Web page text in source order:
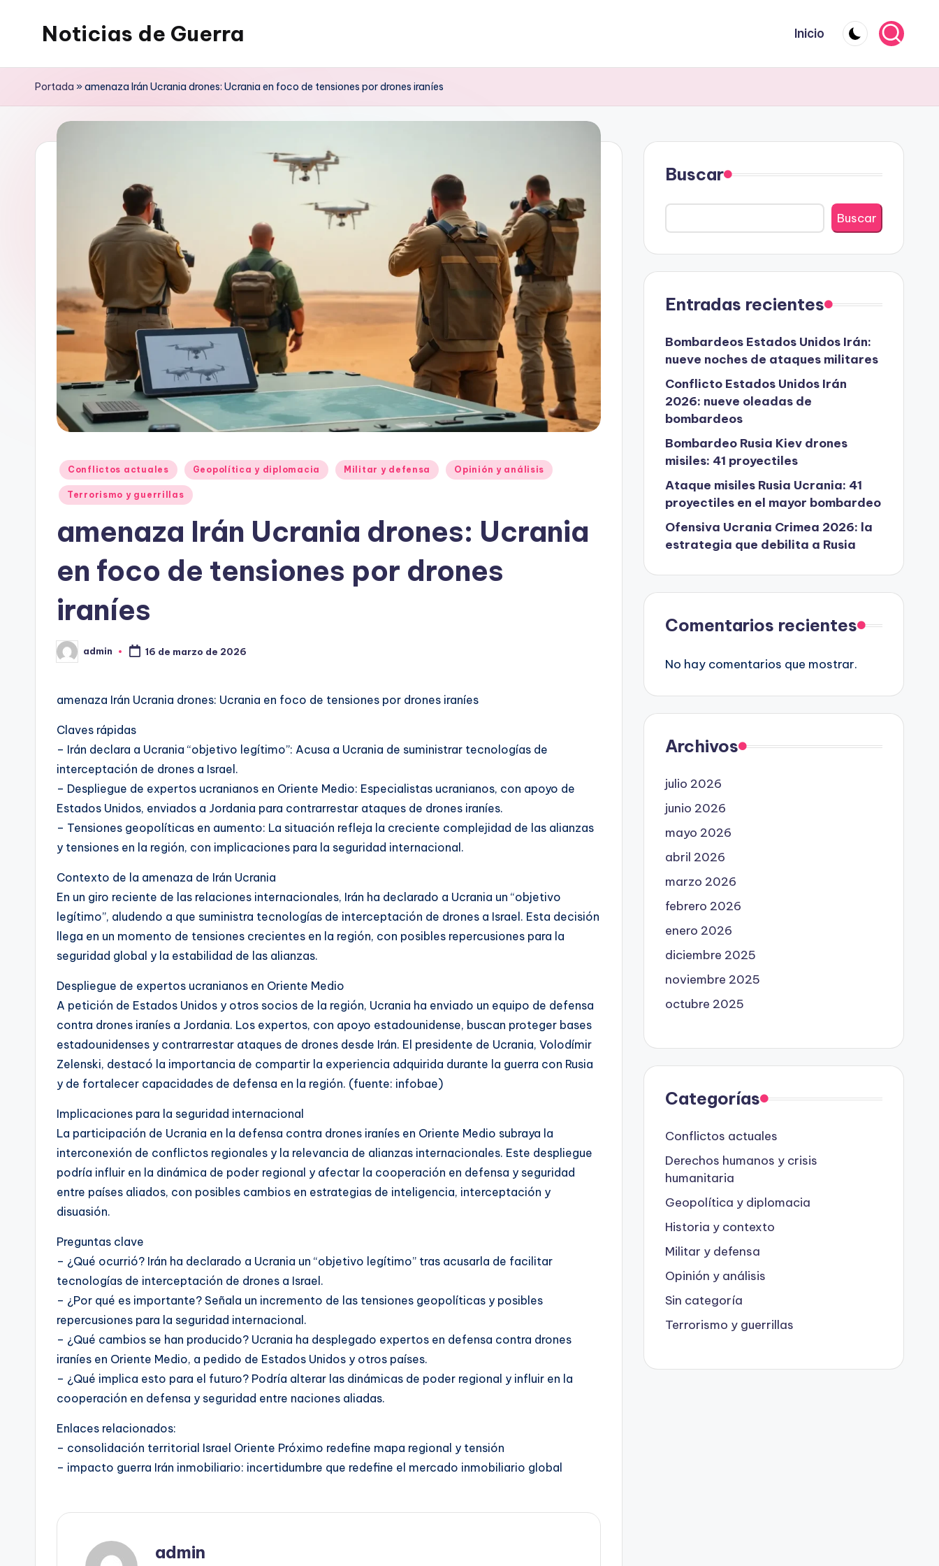
Noticias de Guerra Inicio
Portada »amenaza Irán Ucrania drones: Ucrania en foco de tensiones por drones iraníes
Publicado
en
Conflictos actuales Geopolítica y diplomacia Militar y defensa Opinión y análisis
Terrorismo y guerrillas
amenaza Irán Ucrania drones: Ucrania
en foco de tensiones por drones
iraníes
Publicado
por
admin 16 de marzo de 2026
amenaza Irán Ucrania drones: Ucrania en foco de tensiones por drones iraníes
Claves rápidas
– Irán declara a Ucrania “objetivo legítimo”: Acusa a Ucrania de suministrar tecnologías de
interceptación de drones a Israel.
– Despliegue de expertos ucranianos en Oriente Medio: Especialistas ucranianos, con apoyo de
Estados Unidos, enviados a Jordania para contrarrestar ataques de drones iraníes.
– Tensiones geopolíticas en aumento: La situación refleja la creciente complejidad de las alianzas
y tensiones en la región, con implicaciones para la seguridad internacional.
Contexto de la amenaza de Irán Ucrania
En un giro reciente de las relaciones internacionales, Irán ha declarado a Ucrania un “objetivo
legítimo”, aludendo a que suministra tecnologías de interceptación de drones a Israel. Esta decisión
llega en un momento de tensiones crecientes en la región, con posibles repercusiones para la
seguridad global y la estabilidad de las alianzas.
Despliegue de expertos ucranianos en Oriente Medio
A petición de Estados Unidos y otros socios de la región, Ucrania ha enviado un equipo de defensa
contra drones iraníes a Jordania. Los expertos, con apoyo estadounidense, buscan proteger bases
estadounidenses y contrarrestar ataques de drones desde Irán. El presidente de Ucrania, Volodímir
Zelenski, destacó la importancia de compartir la experiencia adquirida durante la guerra con Rusia
y de fortalecer capacidades de defensa en la región. (fuente: infobae)
Implicaciones para la seguridad internacional
La participación de Ucrania en la defensa contra drones iraníes en Oriente Medio subraya la
interconexión de conflictos regionales y la relevancia de alianzas internacionales. Este despliegue
podría influir en la dinámica de poder regional y afectar la cooperación en defensa y seguridad
entre países aliados, con posibles cambios en estrategias de inteligencia, interceptación y
disuasión.
Preguntas clave
– ¿Qué ocurrió? Irán ha declarado a Ucrania un “objetivo legítimo” tras acusarla de facilitar
tecnologías de interceptación de drones a Israel.
– ¿Por qué es importante? Señala un incremento de las tensiones geopolíticas y posibles
repercusiones para la seguridad internacional.
– ¿Qué cambios se han producido? Ucrania ha desplegado expertos en defensa contra drones
iraníes en Oriente Medio, a pedido de Estados Unidos y otros países.
– ¿Qué implica esto para el futuro? Podría alterar las dinámicas de poder regional y influir en la
cooperación en defensa y seguridad entre naciones aliadas.
Enlaces relacionados:
– consolidación territorial Israel Oriente Próximo redefine mapa regional y tensión
– impacto guerra Irán inmobiliario: incertidumbre que redefine el mercado inmobiliario global
admin
Buscar
Buscar
Entradas recientes
Bombardeos Estados Unidos Irán:
nueve noches de ataques militares
Conflicto Estados Unidos Irán
2026: nueve oleadas de
bombardeos
Bombardeo Rusia Kiev drones
misiles: 41 proyectiles
Ataque misiles Rusia Ucrania: 41
proyectiles en el mayor bombardeo
Ofensiva Ucrania Crimea 2026: la
estrategia que debilita a Rusia
Comentarios recientes
No hay comentarios que mostrar.
Archivos
julio 2026
junio 2026
mayo 2026
abril 2026
marzo 2026
febrero 2026
enero 2026
diciembre 2025
noviembre 2025
octubre 2025
Categorías
Conflictos actuales
Derechos humanos y crisis
humanitaria
Geopolítica y diplomacia
Historia y contexto
Militar y defensa
Opinión y análisis
Sin categoría
Terrorismo y guerrillas